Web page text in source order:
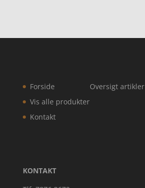
Forside
Vis alle produkter
Kontakt
Oversigt artikler
KONTAKT